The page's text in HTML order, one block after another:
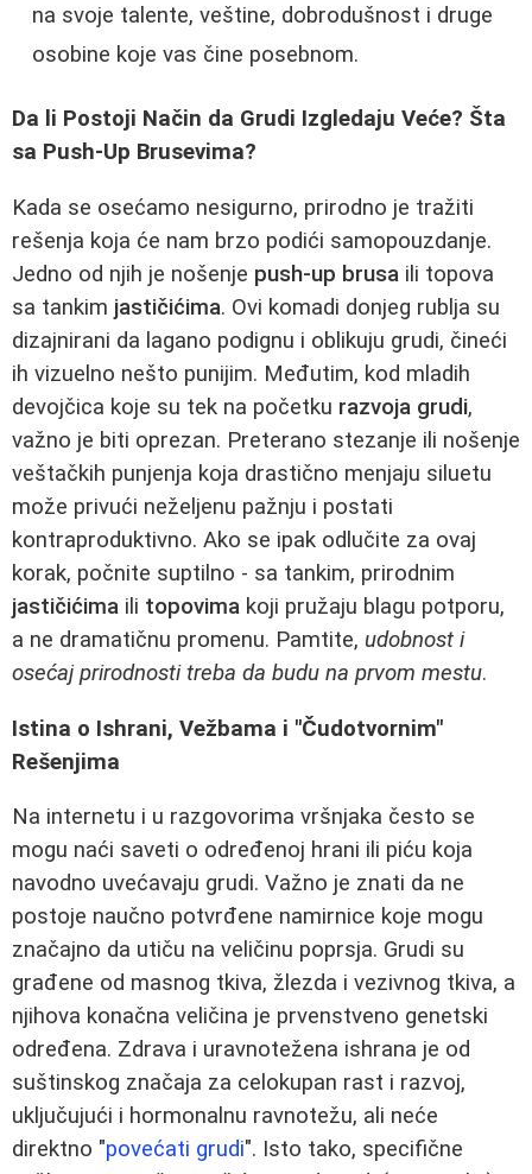
na svoje talente, veštine, dobrodušnost i druge
osobine koje vas čine posebnom.
Da li Postoji Način da Grudi Izgledaju Veće? Šta
sa Push-Up Brusevima?
Kada se osećamo nesigurno, prirodno je tražiti
rešenja koja će nam brzo podići samopouzdanje.
Jedno od njih je nošenje push-up brusa ili topova
sa tankim jastičićima. Ovi komadi donjeg rublja su
dizajnirani da lagano podignu i oblikuju grudi, čineći
ih vizuelno nešto punijim. Međutim, kod mladih
devojčica koje su tek na početku razvoja grudi,
važno je biti oprezan. Preterano stezanje ili nošenje
veštačkih punjenja koja drastično menjaju siluetu
može privući neželjenu pažnju i postati
kontraproduktivno. Ako se ipak odlučite za ovaj
korak, počnite suptilno - sa tankim, prirodnim
jastičićima ili topovima koji pružaju blagu potporu,
a ne dramatičnu promenu. Pamtite, udobnost i
osećaj prirodnosti treba da budu na prvom mestu.
Istina o Ishrani, Vežbama i "Čudotvornim"
Rešenjima
Na internetu i u razgovorima vršnjaka često se
mogu naći saveti o određenoj hrani ili piću koja
navodno uvećavaju grudi. Važno je znati da ne
postoje naučno potvrđene namirnice koje mogu
značajno da utiču na veličinu poprsja. Grudi su
građene od masnog tkiva, žlezda i vezivnog tkiva, a
njihova konačna veličina je prvenstveno genetski
određena. Zdrava i uravnotežena ishrana je od
suštinskog značaja za celokupan rast i razvoj,
uključujući i hormonalnu ravnotežu, ali neće
direktno "povećati grudi". Isto tako, specifične